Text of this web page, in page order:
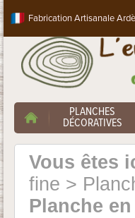
Fabrication Artisanale
PLANCHES
DÉCORATIVES
Vous êtes
fine >
Planche